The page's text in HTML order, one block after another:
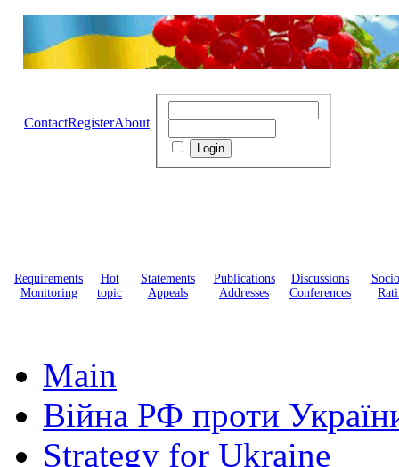
ContactRegisterAbout
Requirements
Monitoring
Hot
topic
Statements
Appeals
Publications
Addresses
Discussions
Conferences
Main
Війна РФ проти
Strategy for Ukraine